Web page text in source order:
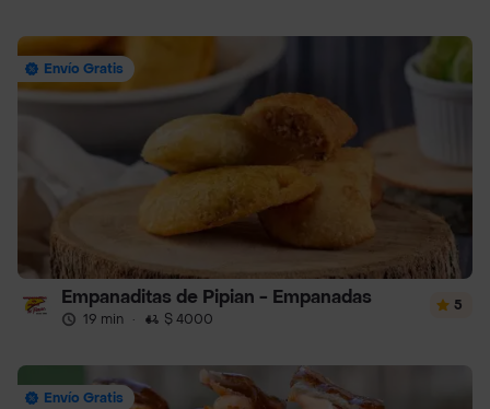
Envío Gratis
Empanaditas de Pipian - Empanadas
19 min · $ 4000
5
Envío Gratis